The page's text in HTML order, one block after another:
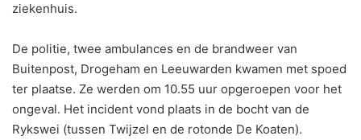
ziekenhuis.
De politie, twee ambulances en de brandweer van
Buitenpost, Drogeham en Leeuwarden kwamen met spoed
ter plaatse. Ze werden om 10.55 uur opgeroepen voor het
ongeval. Het incident vond plaats in de bocht van de
Rykswei (tussen Twijzel en de rotonde De Koaten).